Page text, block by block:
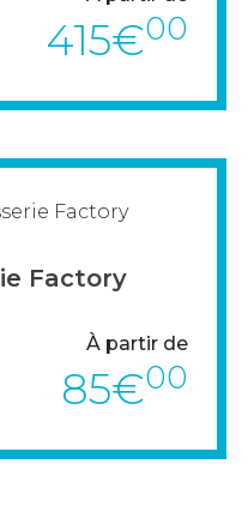
415€00
Factory
À partir de
85€00